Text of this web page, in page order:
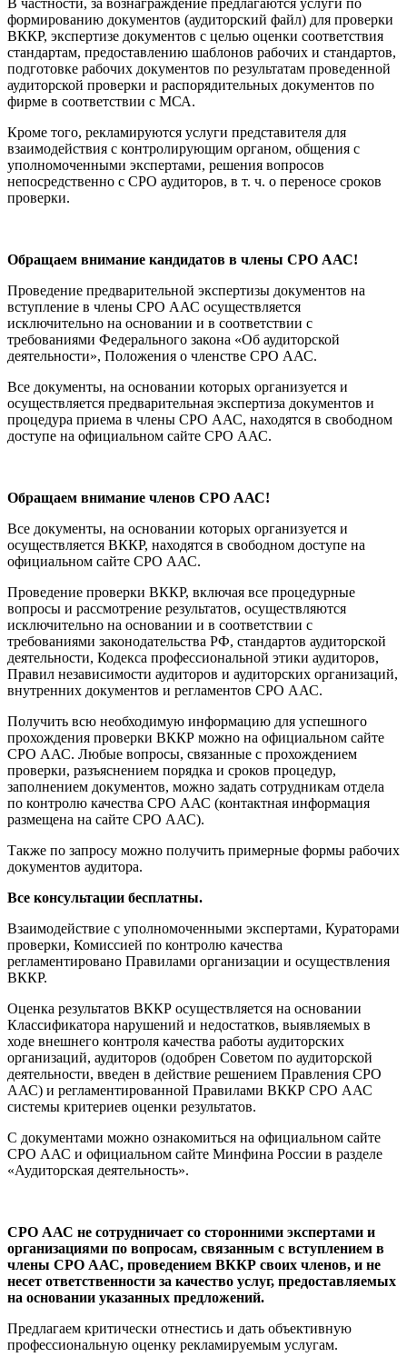
В частности, за вознаграждение предлагаются услуги по
формированию документов (аудиторский файл) для проверки
ВККР, экспертизе документов с целью оценки соответствия
стандартам, предоставлению шаблонов рабочих и стандартов,
подготовке рабочих документов по результатам проведенной
аудиторской проверки и распорядительных документов по
фирме в соответствии с МСА.
Кроме того, рекламируются услуги представителя для
взаимодействия с контролирующим органом, общения с
уполномоченными экспертами, решения вопросов
непосредственно с СРО аудиторов, в т. ч. о переносе сроков
проверки.
Обращаем внимание кандидатов в члены СРО ААС!
Проведение предварительной экспертизы документов на
вступление в члены СРО ААС осуществляется
исключительно на основании и в соответствии с
требованиями Федерального закона «Об аудиторской
деятельности», Положения о членстве СРО ААС.
Все документы, на основании которых организуется и
осуществляется предварительная экспертиза документов и
процедура приема в члены СРО ААС, находятся в свободном
доступе на официальном сайте СРО ААС.
Обращаем внимание членов СРО ААС!
Все документы, на основании которых организуется и
осуществляется ВККР, находятся в свободном доступе на
официальном сайте СРО ААС.
Проведение проверки ВККР, включая все процедурные
вопросы и рассмотрение результатов, осуществляются
исключительно на основании и в соответствии с
требованиями законодательства РФ, стандартов аудиторской
деятельности, Кодекса профессиональной этики аудиторов,
Правил независимости аудиторов и аудиторских организаций,
внутренних документов и регламентов СРО ААС.
Получить всю необходимую информацию для успешного
прохождения проверки ВККР можно на официальном сайте
СРО ААС. Любые вопросы, связанные с прохождением
проверки, разъяснением порядка и сроков процедур,
заполнением документов, можно задать сотрудникам отдела
по контролю качества СРО ААС (контактная информация
размещена на сайте СРО ААС).
Также по запросу можно получить примерные формы рабочих
документов аудитора.
Все консультации бесплатны.
Взаимодействие с уполномоченными экспертами, Кураторами
проверки, Комиссией по контролю качества
регламентировано Правилами организации и осуществления
ВККР.
Оценка результатов ВККР осуществляется на основании
Классификатора нарушений и недостатков, выявляемых в
ходе внешнего контроля качества работы аудиторских
организаций, аудиторов (одобрен Советом по аудиторской
деятельности, введен в действие решением Правления СРО
ААС) и регламентированной Правилами ВККР СРО ААС
системы критериев оценки результатов.
С документами можно ознакомиться на официальном сайте
СРО ААС и официальном сайте Минфина России в разделе
«Аудиторская деятельность».
СРО ААС не сотрудничает со сторонними экспертами и
организациями по вопросам, связанным с вступлением в
члены СРО ААС, проведением ВККР своих членов, и не
несет ответственности за качество услуг, предоставляемых
на основании указанных предложений.
Предлагаем критически отнестись и дать объективную
профессиональную оценку рекламируемым услугам.